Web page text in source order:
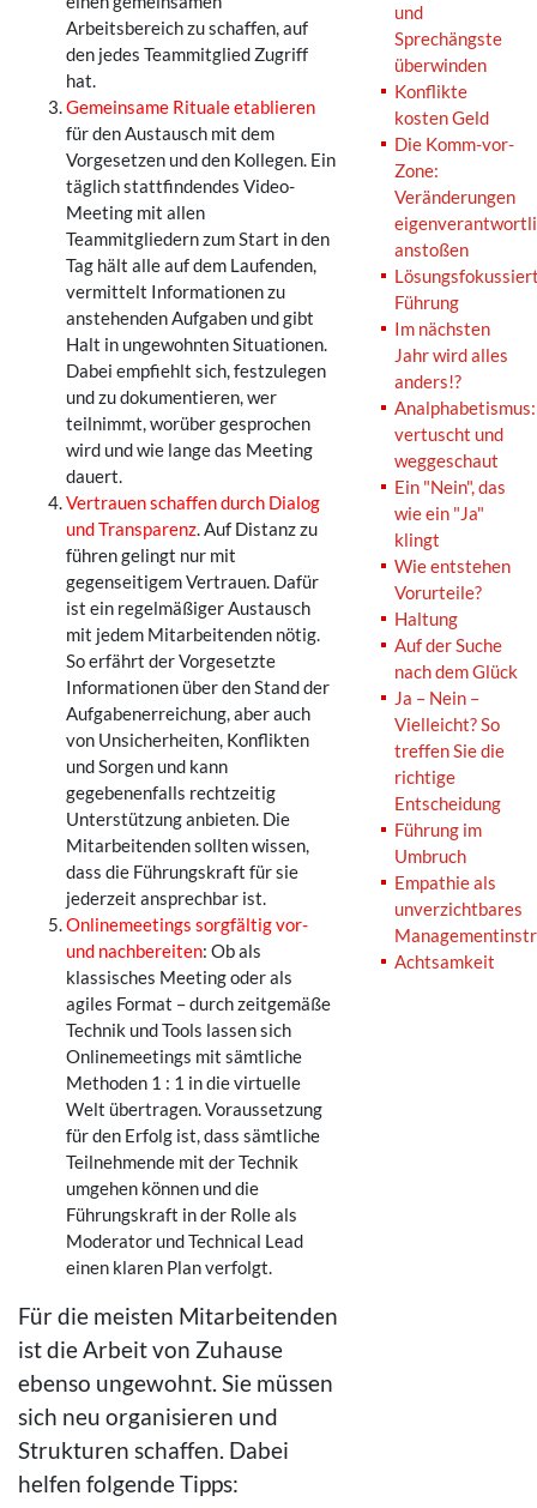
Arbeitsbereich zu schaffen, auf
den jedes Teammitglied Zugriff
hat.
Gemeinsame Rituale etablieren
für den Austausch mit dem
Vorgesetzen und den Kollegen. Ein
täglich stattfindendes Video-
Meeting mit allen
Teammitgliedern zum Start in den
Tag hält alle auf dem Laufenden,
vermittelt Informationen zu
anstehenden Aufgaben und gibt
Halt in ungewohnten Situationen.
Dabei empfiehlt sich, festzulegen
und zu dokumentieren, wer
teilnimmt, worüber gesprochen
wird und wie lange das Meeting
dauert.
Vertrauen schaffen durch Dialog
und Transparenz. Auf Distanz zu
führen gelingt nur mit
gegenseitigem Vertrauen. Dafür
ist ein regelmäßiger Austausch
mit jedem Mitarbeitenden nötig.
So erfährt der Vorgesetzte
Informationen über den Stand der
Aufgabenerreichung, aber auch
von Unsicherheiten, Konflikten
und Sorgen und kann
gegebenenfalls rechtzeitig
Unterstützung anbieten. Die
Mitarbeitenden sollten wissen,
dass die Führungskraft für sie
jederzeit ansprechbar ist.
Onlinemeetings sorgfältig vor-
und nachbereiten: Ob als
klassisches Meeting oder als
agiles Format – durch zeitgemäße
Technik und Tools lassen sich
Onlinemeetings mit sämtliche
Methoden 1 : 1 in die virtuelle
Welt übertragen. Voraussetzung
für den Erfolg ist, dass sämtliche
Teilnehmende mit der Technik
umgehen können und die
Führungskraft in der Rolle als
Moderator und Technical Lead
einen klaren Plan verfolgt.
Für die meisten Mitarbeitenden
ist die Arbeit von Zuhause
ebenso ungewohnt. Sie müssen
sich neu organisieren und
Strukturen schaffen. Dabei
helfen folgende Tipps:
und
Sprechängste
überwinden
Konflikte
kosten Geld
Die Komm-vor-
Zone:
Veränderungen
anstoßen
Führung
Im nächsten
Jahr wird alles
anders!?
Analphabetismus:
vertuscht und
weggeschaut
Ein "Nein", das
wie ein "Ja"
klingt
Wie entstehen
Vorurteile?
Haltung
Auf der Suche
nach dem Glück
Ja – Nein –
Vielleicht? So
treffen Sie die
richtige
Entscheidung
Führung im
Umbruch
Empathie als
unverzichtbares
Achtsamkeit